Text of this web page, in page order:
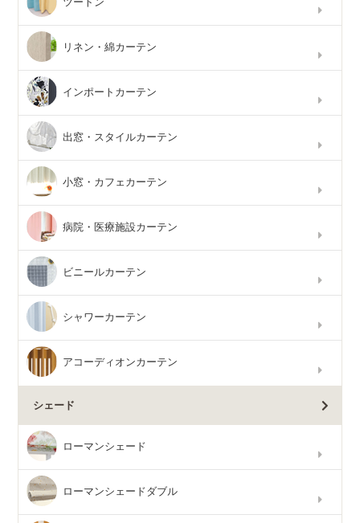
リネン・綿カーテン
インポートカーテン
出窓・スタイルカーテン
小窓・カフェカーテン
病院・医療施設カーテン
ビニールカーテン
シャワーカーテン
アコーディオンカーテン
シェード
ローマンシェード
ローマンシェードダブル